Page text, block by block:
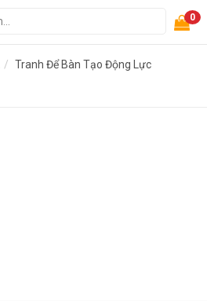
0
Tranh Để Bàn Tạo Động Lực